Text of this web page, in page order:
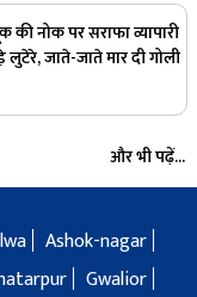
नोक पर सराफा व्यापारी
जाते-जाते मार दी गोली
और भी पढ़ें...
Ashok-nagar
Gwalior